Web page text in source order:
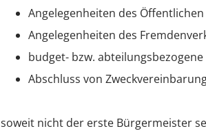
Angelegenheiten des
Angelegenheiten des
budget- bzw.
Abschluss von
soweit nicht der erste Bürgermeister